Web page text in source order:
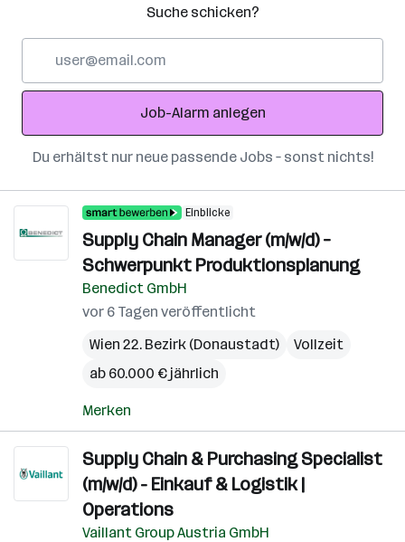
Suche schicken?
Adresse
Job-Alarm anlegen
Du erhältst nur neue passende Jobs – sonst nichts!
Einblicke
Supply Chain Manager (m/w/d) –
Schwerpunkt Produktionsplanung
Benedict GmbH
vor 6 Tagen veröffentlicht
Wien 22. Bezirk (Donaustadt)
Vollzeit
ab 60.000 € jährlich
Merken
Supply Chain & Purchasing Specialist
(m/w/d) - Einkauf & Logistik |
Operations
Vaillant Group Austria GmbH